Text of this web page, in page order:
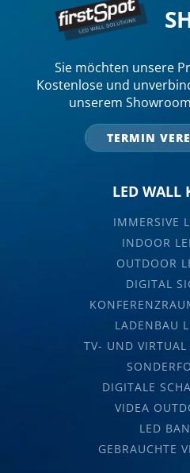
Sie möchten unsere
Kostenlose und
unserem
TERMIN
LED WALL
IMMERSIVE
INDOOR
OUTDOOR
DIGITAL
LADENBAU
TV- UND
DIGITALE
VIDEA
LED
GEBRAUCHTE